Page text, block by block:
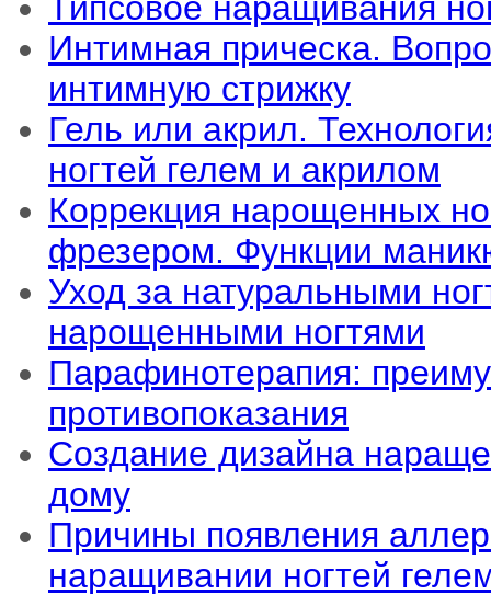
Интимная прическа.
интимную стрижку
Гель или акрил.
ногтей гелем и акрилом
Коррекция нарощенных
фрезером. Функции
Уход за натуральными
нарощенными ногтями
Парафинотерапия:
противопоказания
Создание дизайна
дому
Причины появления
наращивании ногтей